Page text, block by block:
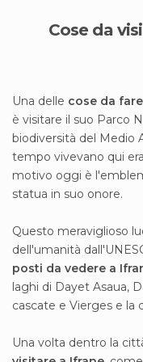
Cose da
Una delle cose da
è visitare il suo Parco
biodiversità del Medio
tempo vivevano qui
motivo oggi è
statua in suo onore.
Questo meraviglioso
dell'umanità
posti da vedere a
laghi di Dayet Asaua,
cascate e Vierges e la
Una volta dentro la